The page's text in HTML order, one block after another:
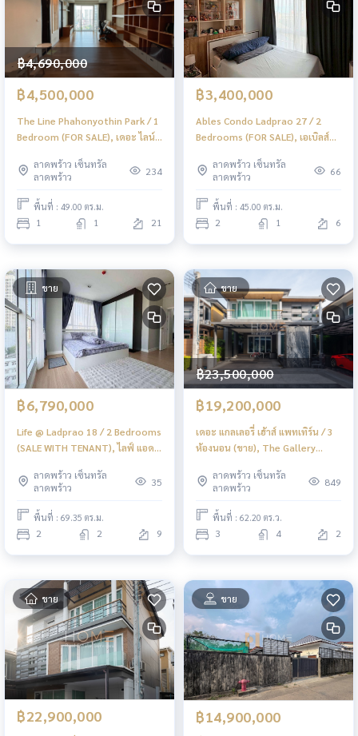
฿4,690,000
฿4,500,000
The Line Phahonyothin Park / 1
Bedroom (FOR SALE), เดอะ ไลน์
JSMN095
ลาดพร้าว เซ็นทรัล
ลาดพร้าว
234
พื้นที่ : 49.00 ตร.ม.
1 1 21
฿3,400,000
Ables Condo Ladprao 27 / 2
Bedrooms (FOR SALE), เอเบิลส์
(ขาย) JSMN248
ลาดพร้าว เซ็นทรัล
ลาดพร้าว
66
พื้นที่ : 45.00 ตร.ม.
2 1 6
ขาย
฿6,790,000
Life @ Ladprao 18 / 2 Bedrooms
(SALE WITH TENANT), ไลฟ์ แอด
พร้อมผู้เช่า) JSMN240
ลาดพร้าว เซ็นทรัล
ลาดพร้าว
35
พื้นที่ : 69.35 ตร.ม.
2 2 9
ขาย
฿23,500,000
฿19,200,000
เดอะ แกลเลอรี่ เฮ้าส์ แพทเทิร์น / 3
ห้องนอน (ขาย), The Gallery
(FOR SALE) TPM136
ลาดพร้าว เซ็นทรัล
ลาดพร้าว
849
พื้นที่ : 62.20 ตร.ว.
3 4 2
ขาย
฿22,900,000
ขาย
฿14,900,000